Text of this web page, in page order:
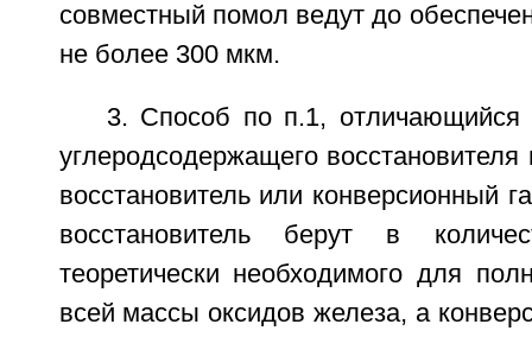
совместный помол ведут до
не более 300 мкм.
3. Способ по п.1, отличающийся
углеродсодержащего
восстановитель или конверсионный
восстановитель берут в
теоретически необходимого для
всей массы оксидов железа, а